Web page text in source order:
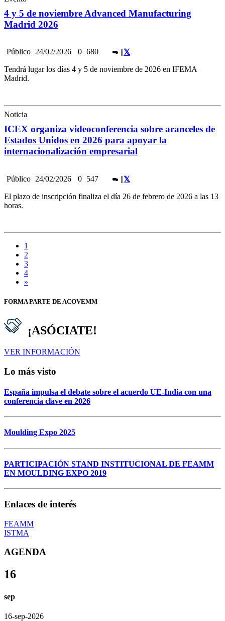
4 y 5 de noviembre Advanced Manufacturing
Madrid 2026
Público 24/02/2026 0 680 ||
Tendrá lugar los días 4 y 5 de noviembre de 2026 en IFEMA
Madrid.
Noticia
ICEX organiza videoconferencia sobre aranceles de
Estados Unidos en 2026 para apoyar la
internacionalización empresarial
Público 24/02/2026 0 547 ||
El plazo de inscripción finaliza el día 26 de febrero de 2026 a las 13
horas.
1
2
3
4
»
FORMA PARTE DE ACOVEMM
¡ASÓCIATE!
VER INFORMACIÓN
Lo más visto
España impulsa el debate sobre el acuerdo UE-India con una
conferencia clave en 2026
Moulding Expo 2025
PARTICIPACIÓN STAND INSTITUCIONAL DE FEAMM
EN MOULDING EXPO 2019
Enlaces de interés
FEAMM
ISTMA
AGENDA
16
sep
16-sep-2026